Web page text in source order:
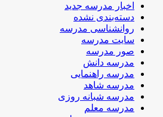
اخبار مدرسه جدید
دسته‌بندی نشده
روانشناسی مدرسه
سایت مدرسه
صور مدرسه
مدرسه دانش
مدرسه راهنمایی
مدرسه شاهد
مدرسه شبانه روزی
مدرسه معلم